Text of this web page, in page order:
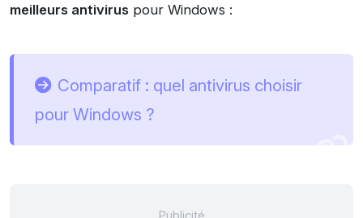
meilleurs antivirus pour Windows :
Comparatif : quel antivirus choisir
pour Windows ?